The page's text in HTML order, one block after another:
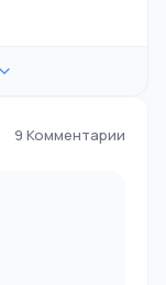
9 Комментарии